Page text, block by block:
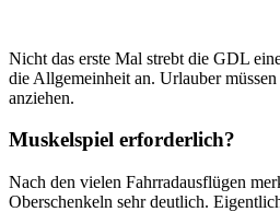
Nicht das erste Mal strebt die GDL
die Allgemeinheit an. Urlauber
anziehen.
Muskelspiel erforderlich?
Nach den vielen Fahrradausflügen
Oberschenkeln sehr deutlich.